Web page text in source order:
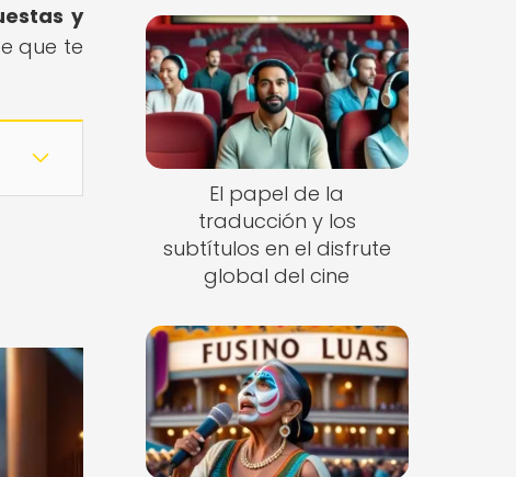
y
que te
El papel de la
traducción y los
subtítulos en el disfrute
global del cine